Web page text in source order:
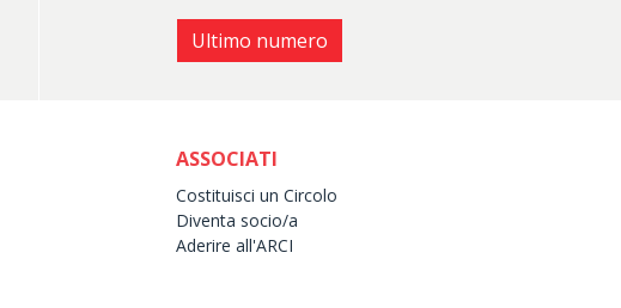
Ultimo numero
ASSOCIATI
Costituisci un Circolo
Diventa socio/a
Aderire all'ARCI